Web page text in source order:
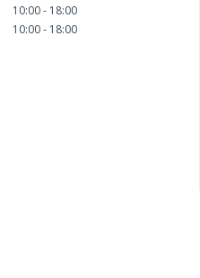
10:00
18:00
10:00 18:00